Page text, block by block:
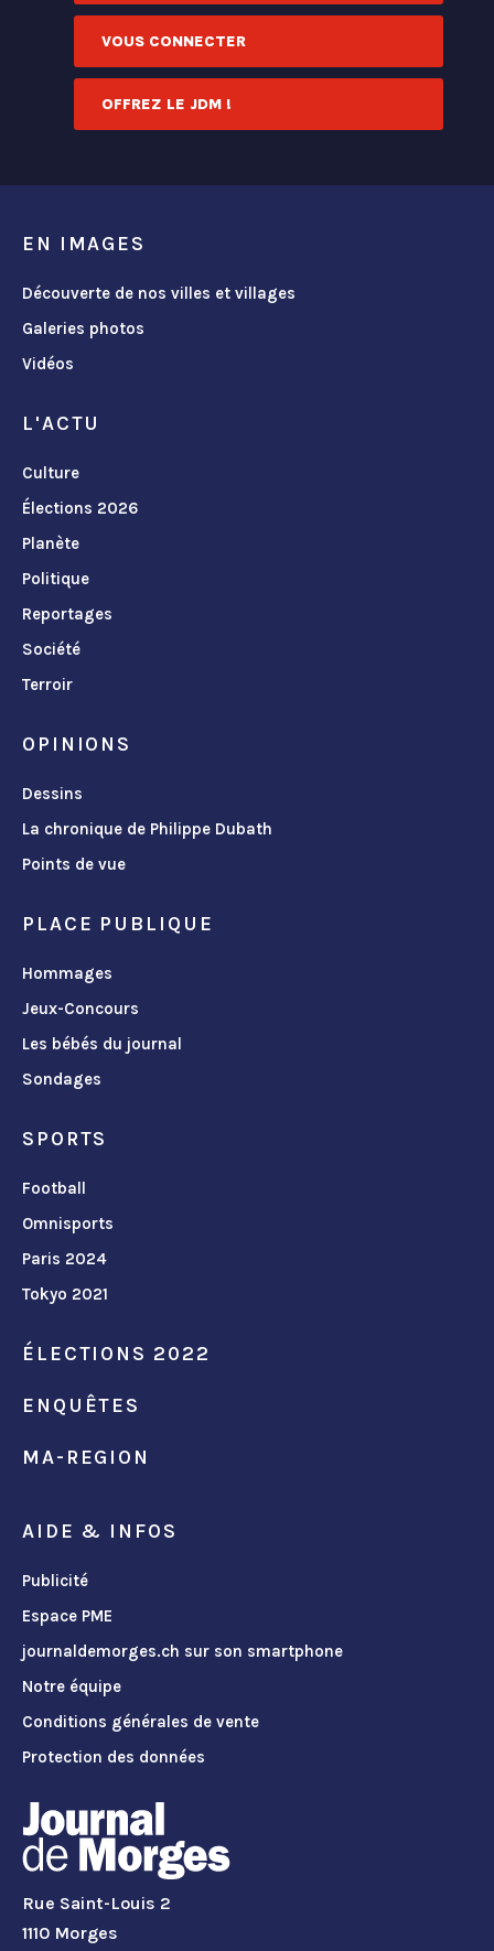
VOUS CONNECTER
OFFREZ LE JDM !
EN IMAGES
Découverte de nos villes et villages
Galeries photos
Vidéos
L'ACTU
Culture
Élections 2026
Planète
Politique
Reportages
Société
Terroir
OPINIONS
Dessins
La chronique de Philippe Dubath
Points de vue
PLACE PUBLIQUE
Hommages
Jeux-Concours
Les bébés du journal
Sondages
SPORTS
Football
Omnisports
Paris 2024
Tokyo 2021
ÉLECTIONS 2022
ENQUÊTES
MA-REGION
AIDE & INFOS
Publicité
Espace PME
journaldemorges.ch sur son smartphone
Notre équipe
Conditions générales de vente
Protection des données
Rue Saint-Louis 2
1110 Morges